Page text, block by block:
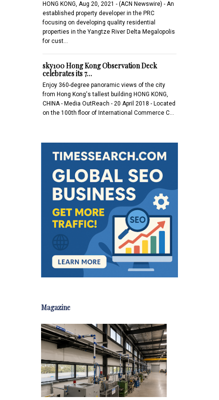
HONG KONG, Aug 20, 2021 - (ACN Newswire) - An
established property developer in the PRC
focusing on developing quality residential
properties in the Yangtze River Delta Megalopolis
for cust…
sky100 Hong Kong Observation Deck
celebrates its 7…
Enjoy 360-degree panoramic views of the city
from Hong Kong's tallest building HONG KONG,
CHINA - Media OutReach - 20 April 2018 - Located
on the 100th floor of International Commerce C…
Magazine